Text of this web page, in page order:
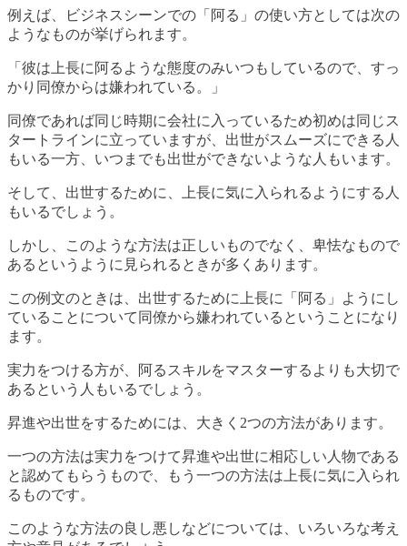
例えば、ビジネスシーンでの「阿る」の使い方としては次の
ようなものが挙げられます。
「彼は上長に阿るような態度のみいつもしているので、すっ
かり同僚からは嫌われている。」
同僚であれば同じ時期に会社に入っているため初めは同じス
タートラインに立っていますが、出世がスムーズにできる人
もいる一方、いつまでも出世ができないような人もいます。
そして、出世するために、上長に気に入られるようにする人
もいるでしょう。
しかし、このような方法は正しいものでなく、卑怯なもので
あるというように見られるときが多くあります。
この例文のときは、出世するために上長に「阿る」ようにし
ていることについて同僚から嫌われているということになり
ます。
実力をつける方が、阿るスキルをマスターするよりも大切で
あるという人もいるでしょう。
昇進や出世をするためには、大きく2つの方法があります。
一つの方法は実力をつけて昇進や出世に相応しい人物である
と認めてもらうもので、もう一つの方法は上長に気に入られ
るものです。
このような方法の良し悪しなどについては、いろいろな考え